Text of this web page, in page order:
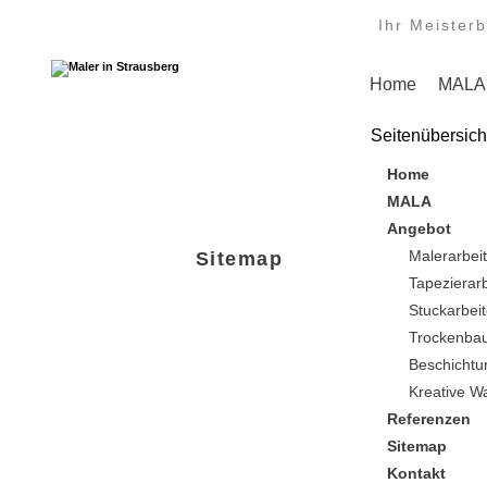
Ihr
Home MALA
Sitemap
Home
MALA
Angebot
Kreative
Referenzen
Sitemap
Kontakt